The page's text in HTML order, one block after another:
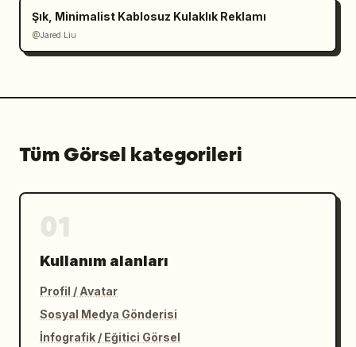
Şık, Minimalist Kablosuz Kulaklık Reklamı
@Jared Liu
Tüm Görsel kategorileri
Kullanım alanları
Profil / Avatar
Sosyal Medya Gönderisi
İnfografik / Eğitici Görsel